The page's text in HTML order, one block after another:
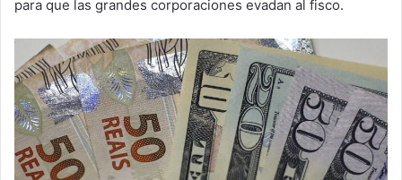
para que las grandes corporaciones evadan al fisco.